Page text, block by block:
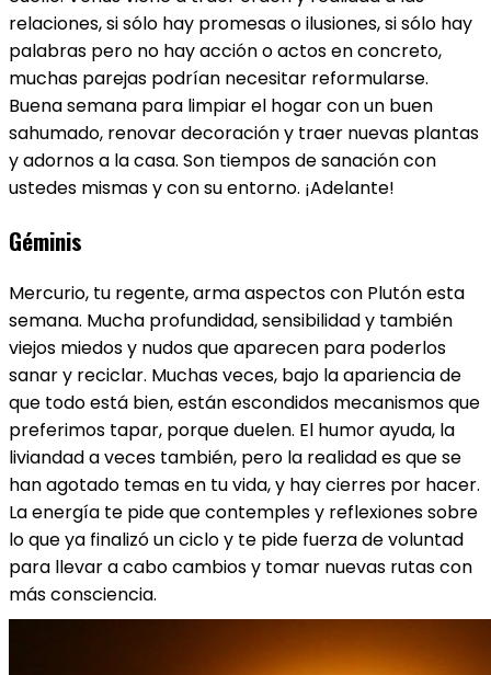
relaciones, si sólo hay promesas o ilusiones, si sólo hay
palabras pero no hay acción o actos en concreto,
muchas parejas podrían necesitar reformularse.
Buena semana para limpiar el hogar con un buen
sahumado, renovar decoración y traer nuevas plantas
y adornos a la casa. Son tiempos de sanación con
ustedes mismas y con su entorno. ¡Adelante!
Géminis
Mercurio, tu regente, arma aspectos con Plutón esta
semana. Mucha profundidad, sensibilidad y también
viejos miedos y nudos que aparecen para poderlos
sanar y reciclar. Muchas veces, bajo la apariencia de
que todo está bien, están escondidos mecanismos que
preferimos tapar, porque duelen. El humor ayuda, la
liviandad a veces también, pero la realidad es que se
han agotado temas en tu vida, y hay cierres por hacer.
La energía te pide que contemples y reflexiones sobre
lo que ya finalizó un ciclo y te pide fuerza de voluntad
para llevar a cabo cambios y tomar nuevas rutas con
más consciencia.